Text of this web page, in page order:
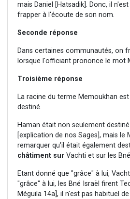
mais Daniel [Hatsadik]. Donc, il
frapper à l'écoute de son nom.
Seconde réponse
Dans certaines communautés, on
lorsque l'officiant prononce le mot
Troisième réponse
La racine du terme Memoukhan est מוכן - Moukhane =
destiné.
Haman était non seulement
[explication de nos Sages], mais le
remarquer qu'il était également
châtiment sur Vachti et sur les
Etant donné que "grâce" à lui,
"grâce" à lui, les Bné Israël firent
Méguila 14a], il n'est pas habituel